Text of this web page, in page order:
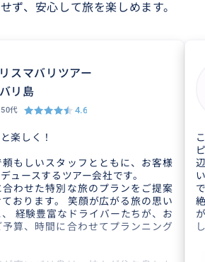
ず、安心して旅を楽しめます。
スマバリツアー
バリ島
50代 4.6
楽しく！
もしいスタッフとともに、お客様
ュースするツアー会社です。
わせた特別な旅のプランをご提案
おります。 笑顔が広がる旅の思い
経験豊富なドライバーたちが、お
算、時間に合わせてプランニング